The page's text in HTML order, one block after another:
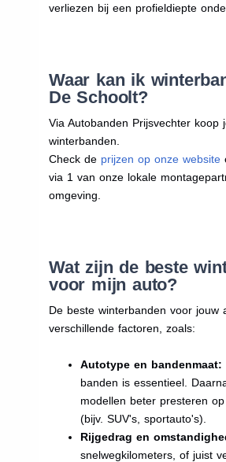
verliezen bij een profieldiepte
Waar kan ik
De Schoolt?
Via Autobanden Prijsvechter koop
winterbanden.
Check de prijzen op onze website
via 1 van onze lokale
omgeving.
Wat zijn de beste
voor mijn auto?
De beste winterbanden voor jouw
verschillende factoren, zoals:
Autotype en bandenmaat:
banden is essentieel.
modellen beter presteren
(bijv. SUV's, sportauto's).
Rijgedrag en
snelwegkilometers, of juist